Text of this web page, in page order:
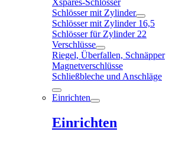
Xspares-Schlösser
Schlösser mit Zylinder
Schlösser mit Zylinder 16,5
Schlösser für Zylinder 22
Verschlüsse
Riegel, Überfallen, Schnäpper
Magnetverschlüsse
Schließbleche und Anschläge
Einrichten
Einrichten